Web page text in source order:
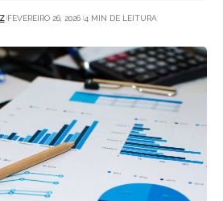
FEVEREIRO 26, 2026 4 MIN DE LEITURA